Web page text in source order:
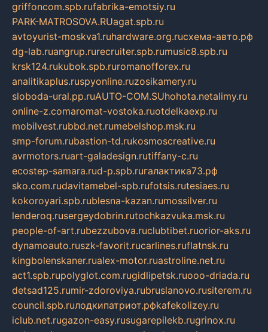
griffoncom.spb.rufabrika-emotsiy.ru
PARK-MATROSOVA.RUagat.spb.ru
avtoyurist-moskva1.ruhardware.org.ruсхема-авто.рф
dg-lab.ruangrup.rurecruiter.spb.rumusic8.spb.ru
krsk124.rukubok.spb.ruromanofforex.ru
analitikaplus.ruspyonline.ruzosikamery.ru
sloboda-ural.pp.ruAUTO-COM.SUhohota.netalimy.ru
online-z.comaromat-vostoka.ruotdelkaexp.ru
mobilvest.rubbd.net.rumebelshop.msk.ru
smp-forum.rubastion-td.rukosmoscreative.ru
avrmotors.ruart-galadesign.rutiffany-c.ru
ecostep-samara.rud-p.spb.ruгалактика73.рф
sko.com.rudavitamebel-spb.rufotsis.rutesiaes.ru
kokoroyari.spb.rublesna-kazan.rumossilver.ru
lenderoq.rusergeydobrin.rutochkazvuka.msk.ru
people-of-art.rubezzubova.ruclubtibet.ruorior-aks.ru
dynamoauto.ruszk-favorit.rucarlines.ruflatnsk.ru
kingbolenskaner.rualex-motor.ruastroline.net.ru
act1.spb.rupolyglot.com.rugidlipetsk.ruooo-driada.ru
detsad125.rumir-zdoroviya.rubruslanovo.rusiterem.ru
council.spb.ruлодкипатриот.рфkafekolizey.ru
iclub.net.rugazon-easy.rusugarepilekb.rugrinox.ru